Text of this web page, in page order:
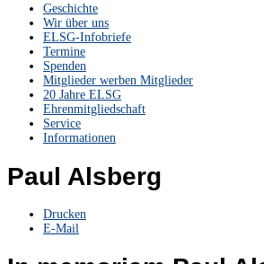
Geschichte
Wir über uns
ELSG-Infobriefe
Termine
Spenden
Mitglieder werben Mitglieder
20 Jahre ELSG
Ehrenmitgliedschaft
Service
Informationen
Paul Alsberg
Drucken
E-Mail